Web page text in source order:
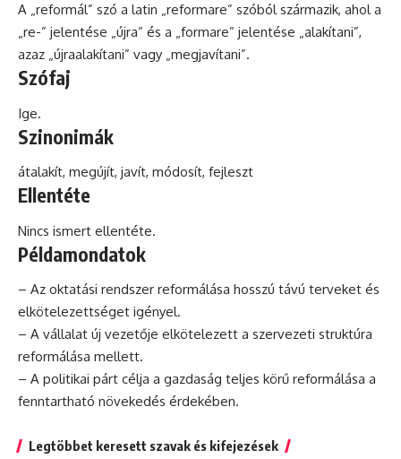
A „reformál” szó a latin „reformare” szóból származik, ahol a
„re-” jelentése „újra” és a „formare” jelentése „alakítani”,
azaz „újraalakítani” vagy „megjavítani”.
Szófaj
Ige.
Szinonimák
átalakít, megújít, javít, módosít, fejleszt
Ellentéte
Nincs ismert ellentéte.
Példamondatok
– Az oktatási rendszer reformálása hosszú távú terveket és
elkötelezettséget igényel.
– A vállalat új vezetője elkötelezett a szervezeti struktúra
reformálása mellett.
– A politikai párt célja a gazdaság teljes körű reformálása a
fenntartható növekedés érdekében.
Legtöbbet keresett szavak és kifejezések